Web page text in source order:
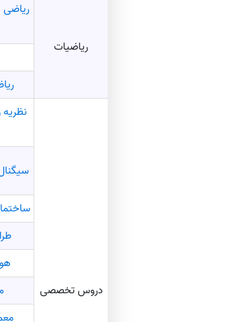
ریاضیات
ریاضی
دروس تخصصی